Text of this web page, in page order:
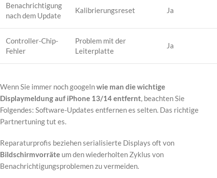
Benachrichtigung
nach dem Update
Kalibrierungsreset Ja
Controller-Chip-
Fehler
Problem mit der
Leiterplatte
Ja
Wenn Sie immer noch googelnwie man die wichtige
Displaymeldung auf iPhone 13/14 entfernt, beachten Sie
Folgendes: Software-Updates entfernen es selten. Das richtige
Partnertuning tut es.
Reparaturprofis beziehen serialisierte Displays oft von
Bildschirmvorräte um den wiederholten Zyklus von
Benachrichtigungsproblemen zu vermeiden.